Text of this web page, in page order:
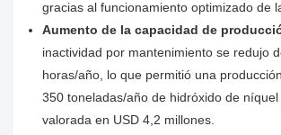
gracias al funcionamiento optimizado de
Aumento de la capacidad de
inactividad por mantenimiento se redujo
horas/año, lo que permitió una
350 toneladas/año de hidróxido de
valorada en USD 4,2 millones.